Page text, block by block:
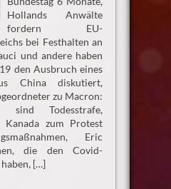
Hollands Anwälte
fordern EU-
bei Festhalten an
und andere haben
den Ausbruch eines
China diskutiert,
zu Macron:
sind Todesstrafe,
zum Protest
Eric
die den Covid-
[…]